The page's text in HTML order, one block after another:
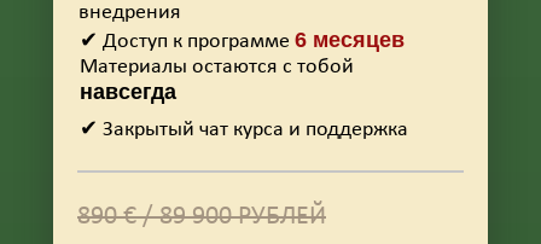
✔ Закрытый чат курса и поддержка
внедрения
✔ Доступ к программе 6 месяцев
Материалы остаются с тобой
навсегда
890 € / 89 900 РУБЛЕЙ